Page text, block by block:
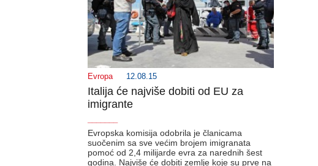
Evropa 12.08.15
Italija će najviše dobiti od EU za
imigrante
Evropska komisija odobrila je članicama
suočenim sa sve većim brojem imigranata
pomoć od 2,4 milijarde evra za narednih šest
godina. Najviše će dobiti zemlje koje su prve na